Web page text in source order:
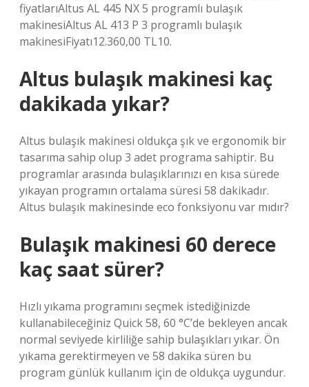
fiyatlarıAltus AL 445 NX 5 programlı bulaşık
makinesiAltus AL 413 P 3 programlı bulaşık
makinesiFiyatı12.360,00 TL10.
Altus bulaşık makinesi kaç
dakikada yıkar?
Altus bulaşık makinesi oldukça şık ve ergonomik bir
tasarıma sahip olup 3 adet programa sahiptir. Bu
programlar arasında bulaşıklarınızı en kısa sürede
yıkayan programın ortalama süresi 58 dakikadır.
Altus bulaşık makinesinde eco fonksiyonu var mıdır?
Bulaşık makinesi 60 derece
kaç saat sürer?
Hızlı yıkama programını seçmek istediğinizde
kullanabileceğiniz Quick 58, 60 °C’de bekleyen ancak
normal seviyede kirliliğe sahip bulaşıkları yıkar. Ön
yıkama gerektirmeyen ve 58 dakika süren bu
program günlük kullanım için de oldukça uygundur.